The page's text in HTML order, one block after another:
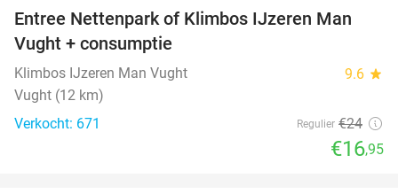
29%
Entree Nettenpark of Klimbos IJzeren Man
Vught + consumptie
Klimbos IJzeren Man Vught 9.6 star
Vught (12 km)
Verkocht: 671
Regulier €24
€16,95